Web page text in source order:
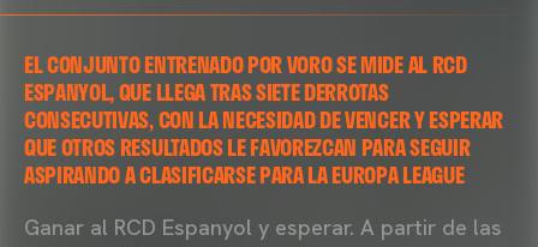
EL CONJUNTO ENTRENADO POR VORO SE MIDE AL RCD
ESPANYOL, QUE LLEGA TRAS SIETE DERROTAS
CONSECUTIVAS, CON LA NECESIDAD DE VENCER Y ESPERAR
QUE OTROS RESULTADOS LE FAVOREZCAN PARA SEGUIR
ASPIRANDO A CLASIFICARSE PARA LA EUROPA LEAGUE
Ganar al RCD Espanyol y esperar. A partir de las